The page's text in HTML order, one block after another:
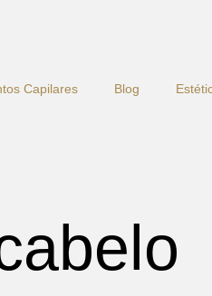
Capilares Blog